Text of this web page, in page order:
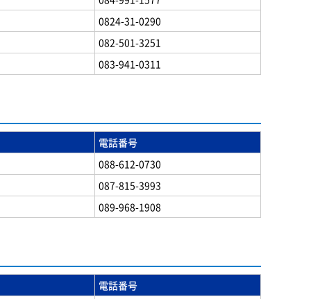
0824-31-0290
082-501-3251
083-941-0311
電話番号
088-612-0730
087-815-3993
089-968-1908
電話番号